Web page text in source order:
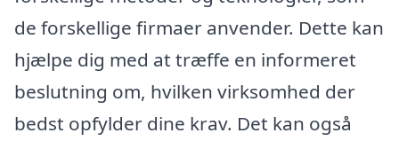
de forskellige firmaer anvender. Dette kan
hjælpe dig med at træffe en informeret
beslutning om, hvilken virksomhed der
bedst opfylder dine krav. Det kan også